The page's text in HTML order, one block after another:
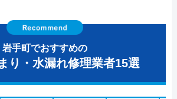
岩手町でおすすめの
り・水漏れ修理業者15選